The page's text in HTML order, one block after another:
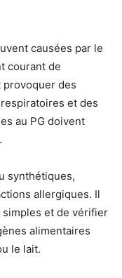
causées par le
courant de
des
et des
au PG doivent
synthétiques,
allergiques. Il
et de vérifier
alimentaires
le lait.